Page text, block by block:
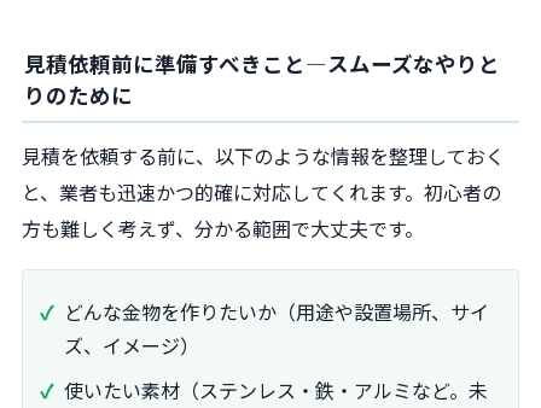
見積依頼前に準備すべきこと―スムーズなやりと
りのために
見積を依頼する前に、以下のような情報を整理しておく
と、業者も迅速かつ的確に対応してくれます。初心者の
方も難しく考えず、分かる範囲で大丈夫です。
どんな金物を作りたいか（用途や設置場所、サイ
ズ、イメージ）
使いたい素材（ステンレス・鉄・アルミなど。未